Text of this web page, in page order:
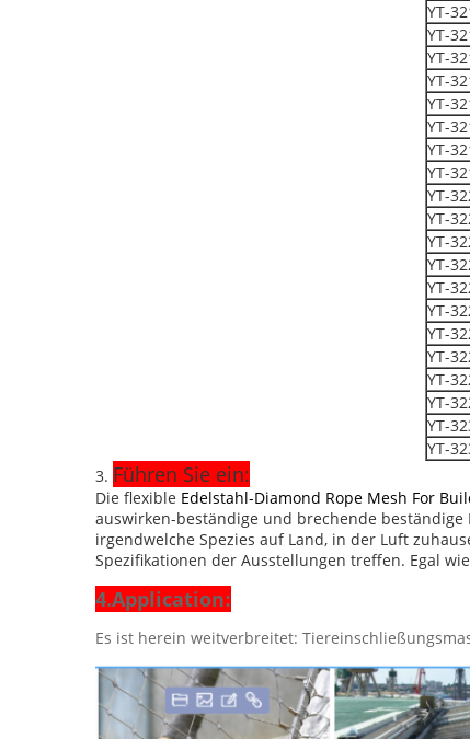
YT-
YT-
YT-
YT-
YT-
YT-
YT-
YT-
YT-
YT-
YT-
YT-
YT-
YT-
YT-
YT-
YT-
YT-
YT-
YT-
3. Führen Sie ein:
Die flexible Edelstahl-Diamond Rope Mesh For
auswirken-beständige und brechende
irgendwelche Spezies auf Land, in der Luft
Spezifikationen der Ausstellungen treffen. Egal
4.Application:
Es ist herein weitverbreitet: